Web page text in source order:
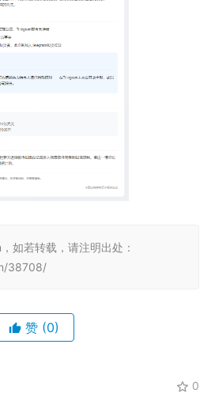
如若转载，请注明出处：
38708/
赞 (0)
0